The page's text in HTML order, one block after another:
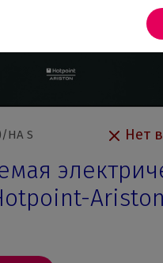
HA S Нет
Ariston